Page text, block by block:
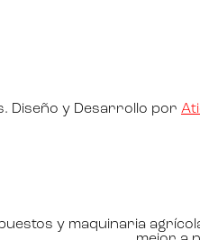
Diseño y Desarrollo por
y maquinaria